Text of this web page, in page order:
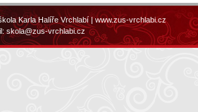
Karla Halíře Vrchlabí |www.zus-vrchlabi.cz
skola@zus-vrchlabi.cz